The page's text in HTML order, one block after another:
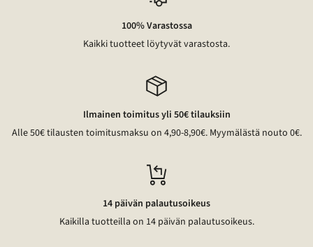
100% Varastossa
Kaikki tuotteet löytyvät varastosta.
Ilmainen toimitus yli 50€ tilauksiin
Alle 50€ tilausten toimitusmaksu on 4,90-8,90€. Myymälästä nouto 0€.
14 päivän palautusoikeus
Kaikilla tuotteilla on 14 päivän palautusoikeus.